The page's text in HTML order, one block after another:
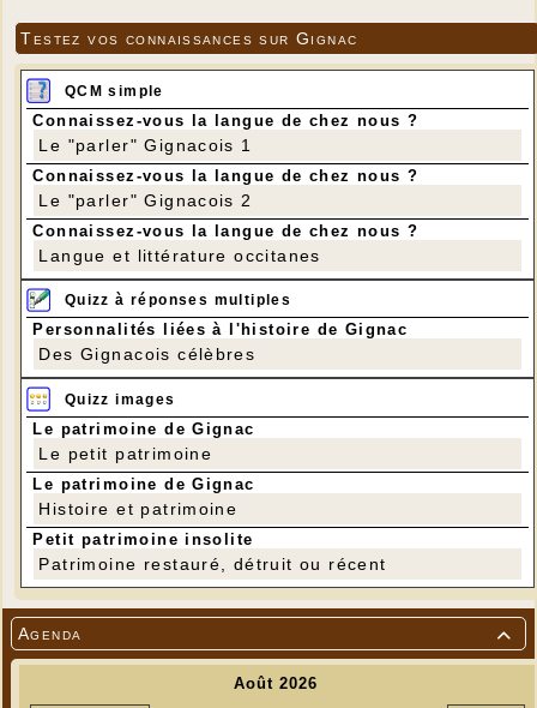

Agenda
Testez vos connaissances sur Gignac
QCM simple
Connaissez-vous la langue de chez nous ?
Le "parler" Gignacois 1
Connaissez-vous la langue de chez nous ?
Le "parler" Gignacois 2
Connaissez-vous la langue de chez nous ?
Langue et littérature occitanes
Quizz à réponses multiples
Personnalités liées à l'histoire de Gignac
Des Gignacois célèbres
Quizz images
Le patrimoine de Gignac
Le petit patrimoine
Le patrimoine de Gignac
Histoire et patrimoine
Petit patrimoine insolite
Patrimoine restauré, détruit ou récent